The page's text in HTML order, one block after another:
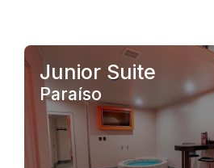
Junior Suite
Paraíso